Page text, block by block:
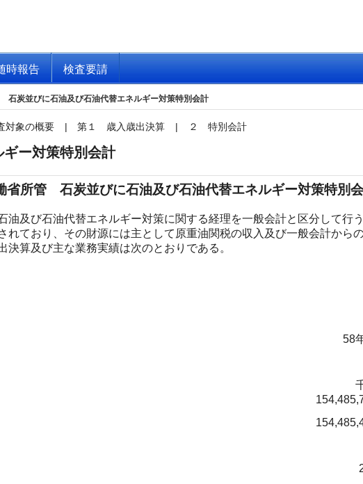
時報告 検査要請
石炭並びに石油及び石油代替エネルギー対策特別会計
対象の概要 | 第１ 歳入歳出決算 | ２ 特別会計
ー対策特別会計
省所管 石炭並びに石油及び石油代替エネルギー対策特別
及び石油代替エネルギー対策に関する経理を一般会計と区分して行
れており、その財源には主として原重油関税の収入及び一般会計から
算及び主な業務実績は次のとおりである。
58